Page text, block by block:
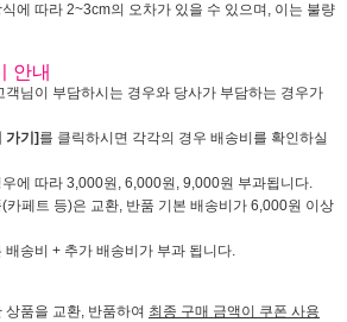
에 따라 2~3cm의 오차가 있을 수 있으며, 이는 불량
안내
님이 부담하시는 경우와 당사가 부담하는 경우가
가기] 를 클릭하시면 각각의 경우 배송비를 확인하실
에 따라 3,000원, 6,000원, 9,000원 부과됩니다.
페트 등)은 교환, 반품 기본 배송비가 6,000원 이상
송비 + 추가 배송비가 부과 됩니다.
품을 교환, 반품하여 최종 구매 금액이 쿠폰 사용